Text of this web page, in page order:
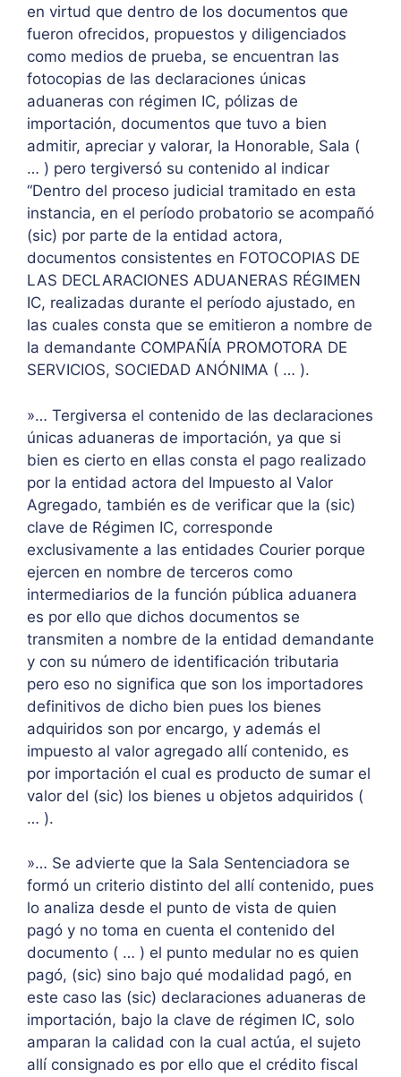
en virtud que dentro de los documentos que
fueron ofrecidos, propuestos y diligenciados
como medios de prueba, se encuentran las
fotocopias de las declaraciones únicas
aduaneras con régimen IC, pólizas de
importación, documentos que tuvo a bien
admitir, apreciar y valorar, la Honorable, Sala (
… ) pero tergiversó su contenido al indicar
“Dentro del proceso judicial tramitado en esta
instancia, en el período probatorio se acompañó
(sic) por parte de la entidad actora,
documentos consistentes en FOTOCOPIAS DE
LAS DECLARACIONES ADUANERAS RÉGIMEN
IC, realizadas durante el período ajustado, en
las cuales consta que se emitieron a nombre de
la demandante COMPAÑÍA PROMOTORA DE
SERVICIOS, SOCIEDAD ANÓNIMA ( … ).
»… Tergiversa el contenido de las declaraciones
únicas aduaneras de importación, ya que si
bien es cierto en ellas consta el pago realizado
por la entidad actora del Impuesto al Valor
Agregado, también es de verificar que la (sic)
clave de Régimen IC, corresponde
exclusivamente a las entidades Courier porque
ejercen en nombre de terceros como
intermediarios de la función pública aduanera
es por ello que dichos documentos se
transmiten a nombre de la entidad demandante
y con su número de identificación tributaria
pero eso no significa que son los importadores
definitivos de dicho bien pues los bienes
adquiridos son por encargo, y además el
impuesto al valor agregado allí contenido, es
por importación el cual es producto de sumar el
valor del (sic) los bienes u objetos adquiridos (
… ).
»… Se advierte que la Sala Sentenciadora se
formó un criterio distinto del allí contenido, pues
lo analiza desde el punto de vista de quien
pagó y no toma en cuenta el contenido del
documento ( … ) el punto medular no es quien
pagó, (sic) sino bajo qué modalidad pagó, en
este caso las (sic) declaraciones aduaneras de
importación, bajo la clave de régimen IC, solo
amparan la calidad con la cual actúa, el sujeto
allí consignado es por ello que el crédito fiscal